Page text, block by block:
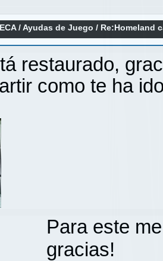
/Ayudas de Juego / Re:Homeland
restaurado,
como te ha
Para este
gracias!